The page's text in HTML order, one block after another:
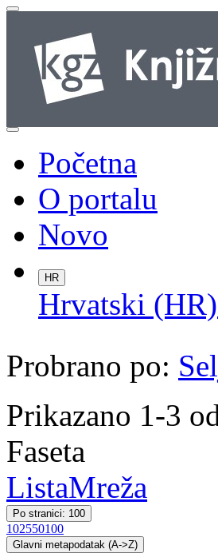
Početna
O portalu
Novo
HR
Hrvatski (HR)
Probrano po:
Prikazano 1-3
Faseta
ListaMreža
Po stranici: 100
102550100
Glavni metapodatak (A->Z)